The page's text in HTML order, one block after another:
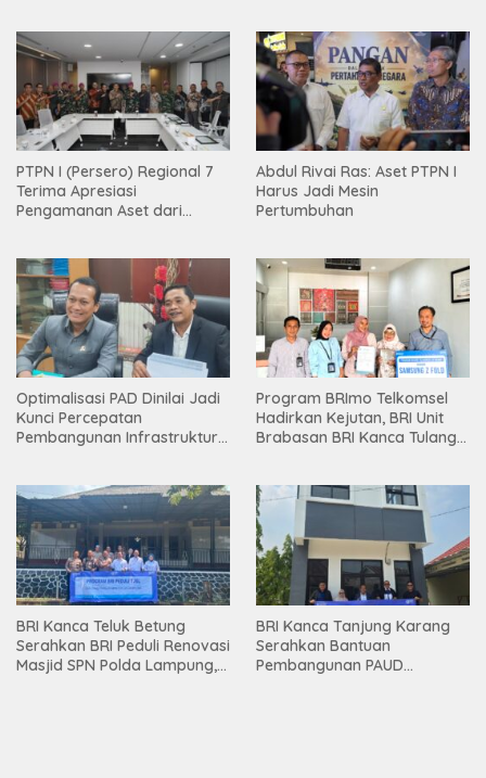
PTPN I (Persero) Regional 7
Terima Apresiasi
Pengamanan Aset dari
Abdul Rivai Ras: Aset PTPN I
Harus Jadi Mesin
Pertumbuhan
Optimalisasi PAD Dinilai Jadi
Kunci Percepatan
Pembangunan Infrastruktur
Program BRImo Telkomsel
Hadirkan Kejutan, BRI Unit
Brabasan BRI Kanca Tulang
Mesuji
BRI Kanca Teluk Betung
Serahkan BRI Peduli Renovasi
Masjid SPN Polda Lampung,
BRI Kanca Tanjung Karang
Serahkan Bantuan
Pembangunan PAUD